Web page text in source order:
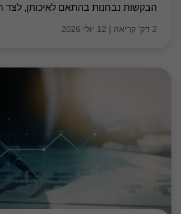
הבקשות נבחנות בהתאם לאיכותן, לצד
2 דק' קריאה | 12 יולי 2026